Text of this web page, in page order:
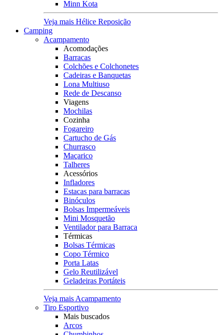
Minn Kota
Veja mais Hélice Reposição
Camping
Acampamento
Acomodações
Barracas
Colchões e Colchonetes
Cadeiras e Banquetas
Lona Multiuso
Rede de Descanso
Viagens
Mochilas
Cozinha
Fogareiro
Cartucho de Gás
Churrasco
Maçarico
Talheres
Acessórios
Infladores
Estacas para barracas
Binóculos
Bolsas Impermeáveis
Mini Mosquetão
Ventilador para Barraca
Térmicas
Bolsas Térmicas
Copo Térmico
Porta Latas
Gelo Reutilizável
Geladeiras Portáteis
Veja mais Acampamento
Tiro Esportivo
Mais buscados
Arcos